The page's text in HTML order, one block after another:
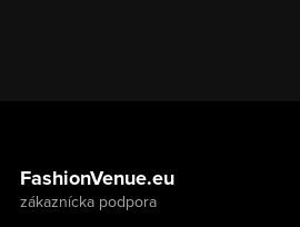
FashionVenue.eu